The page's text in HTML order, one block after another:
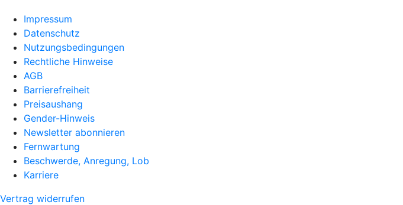
Impressum
Datenschutz
Nutzungsbedingungen
Rechtliche Hinweise
AGB
Barrierefreiheit
Preisaushang
Gender-Hinweis
Newsletter abonnieren
Fernwartung
Beschwerde, Anregung, Lob
Karriere
Vertrag widerrufen